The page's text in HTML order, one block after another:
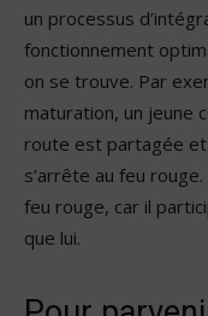
un processus
fonctionnement
on se trouve. Par
maturation, un jeune
route est partagée et
s’arrête au feu
feu rouge, car il
que lui.